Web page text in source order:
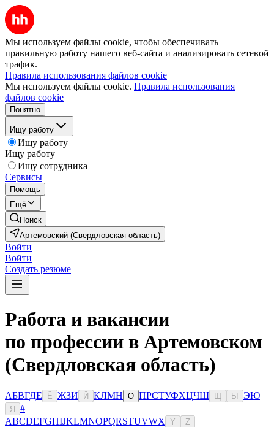
Мы используем файлы cookie, чтобы обеспечивать
правильную работу нашего веб-сайта и анализировать сетевой
трафик.
Правила использования файлов cookie
Мы используем файлы cookie. Правила использования
файлов cookie
Понятно
Ищу работу
Ищу работу
Ищу работу
Ищу сотрудника
Сервисы
Помощь
Ещё
Поиск
Артемовский (Свердловская область)
Войти
Войти
Создать резюме
Работа и вакансии
по профессии в Артемовском
(Свердловская область)
АБВГДЕ Ё ЖЗИ Й КЛМН О ПРСТУФХЦЧШ Ы ЭЮ
Я
#
ABCDEFGHIJKLMNOPQRSTUVWX Y Z